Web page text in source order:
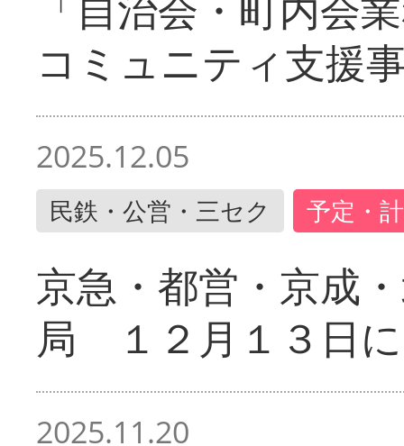
コミュニティ支援
2025.12.05
民鉄・公営・三セク 予定・
京急・都営・京成
局 １２月１３日
2025.11.20